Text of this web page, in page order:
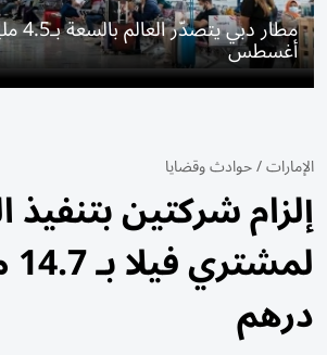
مطار
أغسطس
الإمارات/حوادث وقضايا
إلزام شركتين بتنفيذ
درهم